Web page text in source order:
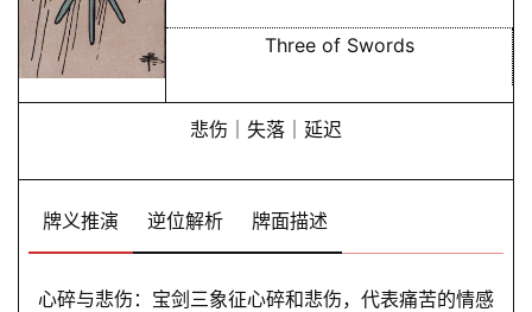
Three of Swords
悲伤｜失落｜延迟
牌义推演 逆位解析 牌面描述
心碎与悲伤：宝剑三象征心碎和悲伤，代表痛苦的情感